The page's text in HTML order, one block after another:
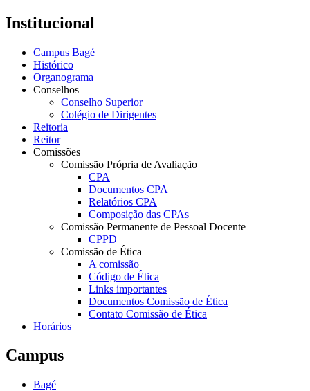
Institucional
Campus Bagé
Histórico
Organograma
Conselhos
Conselho Superior
Colégio de Dirigentes
Reitoria
Reitor
Comissões
Comissão Própria de Avaliação
CPA
Documentos CPA
Relatórios CPA
Composição das CPAs
Comissão Permanente de Pessoal Docente
CPPD
Comissão de Ética
A comissão
Código de Ética
Links importantes
Documentos Comissão de Ética
Contato Comissão de Ética
Horários
Campus
Bagé